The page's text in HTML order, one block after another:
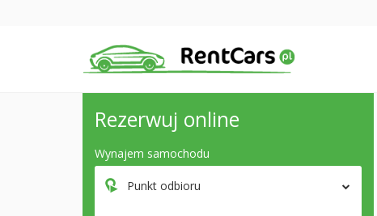
Rezerwuj online
Wynajem samochodu
Punkt odbioru